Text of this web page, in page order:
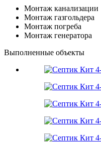
Монтаж канализации
Монтаж газгольдера
Монтаж погреба
Монтаж генератора
Выполненные объекты